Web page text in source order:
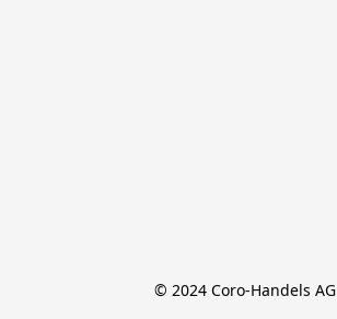
© 2024 Coro-Handels AG